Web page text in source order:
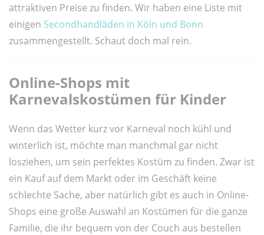
attraktiven Preise zu finden. Wir haben eine Liste mit
einigen Secondhandläden in Köln und Bonn
zusammengestellt. Schaut doch mal rein.
Online-Shops mit
Karnevalskostümen für Kinder
Wenn das Wetter kurz vor Karneval noch kühl und
winterlich ist, möchte man manchmal gar nicht
losziehen, um sein perfektes Kostüm zu finden. Zwar ist
ein Kauf auf dem Markt oder im Geschäft keine
schlechte Sache, aber natürlich gibt es auch in Online-
Shops eine große Auswahl an Kostümen für die ganze
Familie, die ihr bequem von der Couch aus bestellen